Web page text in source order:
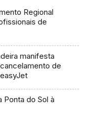
Regional
de
manifesta
de
Ponta do Sol à